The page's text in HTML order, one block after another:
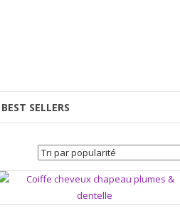
BEST SELLERS